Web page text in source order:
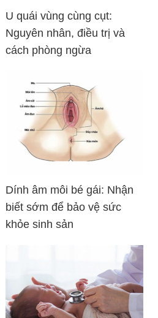
U quái vùng cùng cụt:
Nguyên nhân, điều trị và
cách phòng ngừa
Dính âm môi bé gái: Nhận
biết sớm để bảo vệ sức
khỏe sinh sản